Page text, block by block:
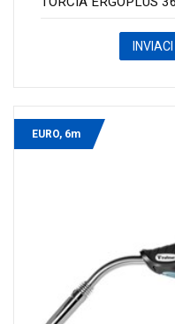
EURO, 6m